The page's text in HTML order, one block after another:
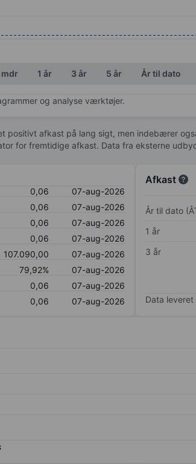
mdr 1 år 3 år 5 år År til dato
og analyse værktøjer.
positivt afkast på lang sigt, men indebærer
for fremtidige afkast. Data fra eksterne
0,06
07-aug-2026
0,06
07-aug-2026
0,06
07-aug-2026
0,06
07-aug-2026
107.090,00
07-aug-2026
79,92%
07-aug-2026
0,06
07-aug-2026
0,06
07-aug-2026
Afkast
År til dato
1 år
3 år
Data leveret